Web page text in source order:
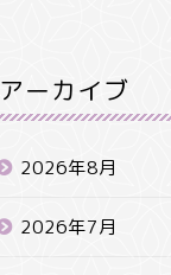
アーカイブ
2026年8月
2026年7月